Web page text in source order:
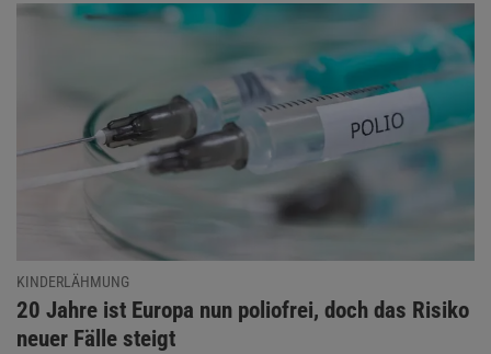
KINDERLÄHMUNG
:
20 Jahre ist Europa nun poliofrei, doch das Risiko
neuer Fälle steigt